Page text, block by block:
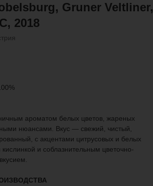
Gruner Veltliner,
2018
ароматом белых цветов, жареных
нюансами. Вкус — свежий, чистый,
с акцентами цитрусовых и белых
и соблазнительным цветочно-